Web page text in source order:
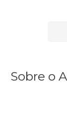
Sobre o